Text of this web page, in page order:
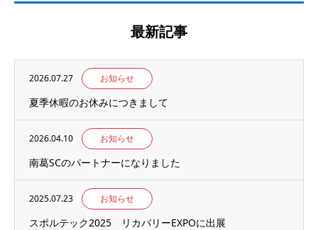
最新記事
2026.07.27 お知らせ
夏季休暇のお休みにつきまして
2026.04.10 お知らせ
南葛SCのパートナーになりました
2025.07.23 お知らせ
スポルテック2025 リカバリーEXPOに出展